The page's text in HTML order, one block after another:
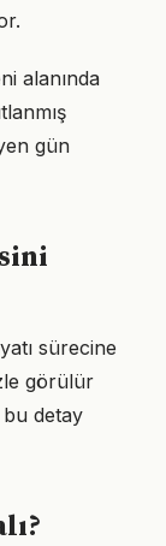
alanında
gün
sürecine
görülür
detay